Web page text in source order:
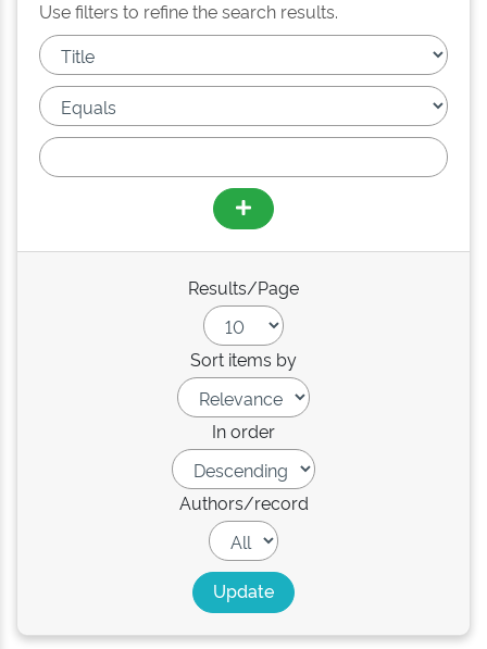
Use filters to refine the search results.
Results/Page
Sort items by
In order
Authors/record